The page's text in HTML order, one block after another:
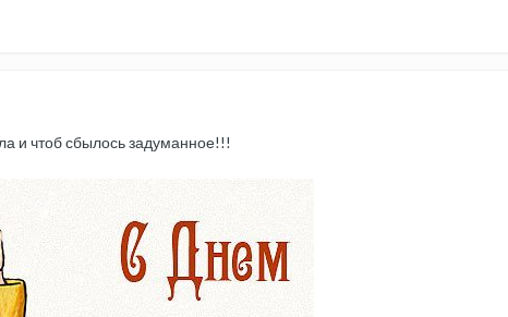
и чтоб сбылось задуманное!!!